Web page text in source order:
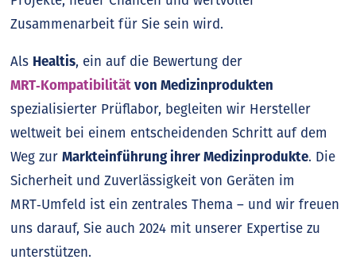
Zusammenarbeit für Sie sein wird.
Als Healtis, ein auf die Bewertung der
MRT‑Kompatibilitätvon Medizinprodukten
spezialisierter Prüflabor, begleiten wir Hersteller
weltweit bei einem entscheidenden Schritt auf dem
Weg zurMarkteinführung ihrer Medizinprodukte. Die
Sicherheit und Zuverlässigkeit von Geräten im
MRT‑Umfeld ist ein zentrales Thema – und wir freuen
uns darauf, Sie auch 2024 mit unserer Expertise zu
unterstützen.